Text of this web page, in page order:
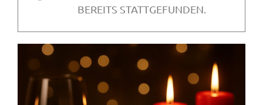
BEREITS STATTGEFUNDEN.